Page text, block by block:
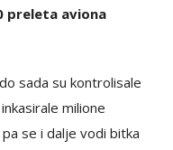
preleta aviona
sada su kontrolisale
milione
se i dalje vodi bitka